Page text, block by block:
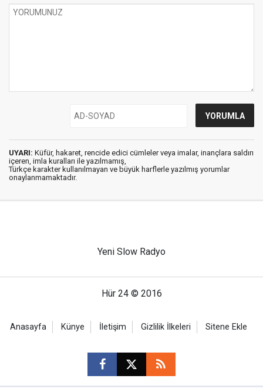
UYARI: Küfür, hakaret, rencide edici cümleler veya imalar, inançlara saldırı
içeren, imla kuralları ile yazılmamış,
Türkçe karakter kullanılmayan ve büyük harflerle yazılmış yorumlar
onaylanmamaktadır.
Yeni Slow Radyo
Hür 24 © 2016
Anasayfa Künye İletişim Gizlilik İlkeleri Sitene Ekle